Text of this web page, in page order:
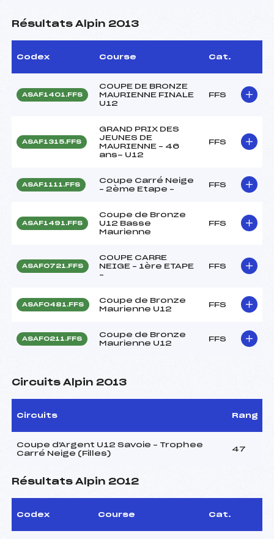
Résultats Alpin 2013
Codex Course Cat.
ASAF1401.FFS
COUPE DE BRONZE
MAURIENNE FINALE
U12
FFS
ASAF1315.FFS
GRAND PRIX DES
JEUNES DE
MAURIENNE – 46
ans- U12
FFS
ASAF1111.FFS
Coupe Carré Neige
– 2ème Etape –
FFS
ASAF1491.FFS
Coupe de Bronze
U12 Basse
Maurienne
FFS
ASAF0721.FFS
COUPE CARRE
NEIGE – 1ère ETAPE
–
FFS
ASAF0481.FFS
Coupe de Bronze
Maurienne U12
FFS
ASAF0211.FFS
Coupe de Bronze
Maurienne U12
FFS
Circuits Alpin 2013
Circuits Rang
Coupe d'Argent U12 Savoie – Trophee
Carré Neige (Filles)
47
Résultats Alpin 2012
Codex Course Cat.